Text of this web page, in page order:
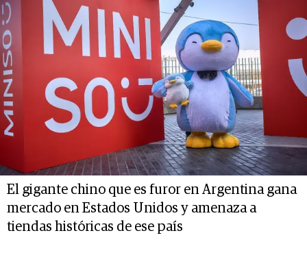
El gigante chino que es furor en Argentina gana
mercado en Estados Unidos y amenaza a
tiendas históricas de ese país